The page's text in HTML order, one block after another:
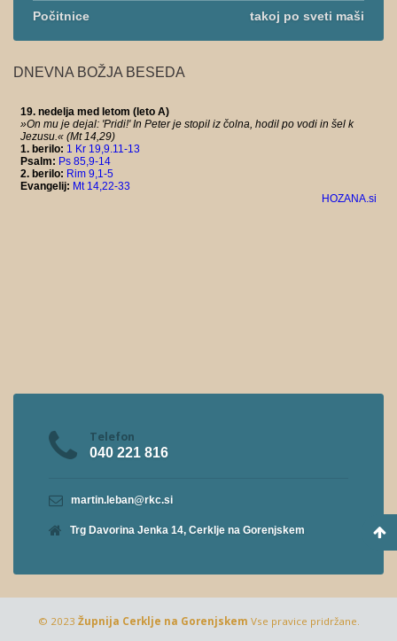
Počitnice takoj po sveti maši
DNEVNA BOŽJA BESEDA
Telefon
040 221 816
martin.leban@rkc.si
Trg Davorina Jenka 14, Cerklje na Gorenjskem
© 2023 Župnija Cerklje na Gorenjskem Vse pravice pridržane.